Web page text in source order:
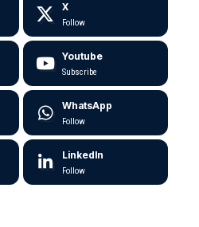
X
Follow
Youtube
Subscribe
WhatsApp
Follow
LinkedIn
Follow